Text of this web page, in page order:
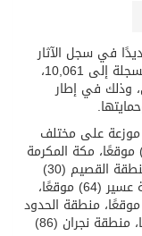
تسليم 248 حافلة سياحية صينية فاخرة مخصصة للسوق السعودية
موقعًا أثريًا جديدًا في سجل الآثار
الوطني، مما يرفع حصيلة المواقع الأثرية المسجلة إلى 10,061،
وذلك في إطار
موزعة على مختلف
المملكة، وهي: منطقة الرياض (253) موقعًا، مكة المكرمة
(11) موقعًا، المدينة المنورة (167) موقعًا، منطقة القصيم (30)
موقعًا، المنطقة الشرقية (13) موقعًا، منطقة عسير (64) موقعًا،
تبوك (72) موقعًا، منطقة حائل (13) موقعًا، منطقة الحدود
الشمالية (موقعان)، منطقة جازان (23) موقعًا، منطقة نجران (86)